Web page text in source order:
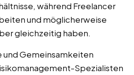
während Freelancer
und möglicherweise
gleichzeitig haben.
und Gemeinsamkeiten
Spezialisten